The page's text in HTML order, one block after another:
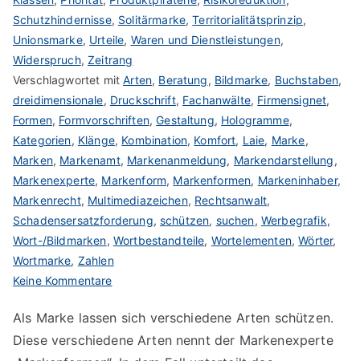
Schutzhindernisse, Solitärmarke,Territorialitätsprinzip,
Unionsmarke, Urteile, Waren und Dienstleistungen,
Widerspruch,Zeitrang
Verschlagwortet mitArten, Beratung, Bildmarke, Buchstaben,
dreidimensionale, Druckschrift, Fachanwälte, Firmensignet,
Formen, Formvorschriften,Gestaltung, Hologramme,
Kategorien, Klänge, Kombination, Komfort, Laie, Marke,
Marken, Markenamt, Markenanmeldung, Markendarstellung,
Markenexperte, Markenform, Markenformen, Markeninhaber,
Markenrecht, Multimediazeichen, Rechtsanwalt,
Schadensersatzforderung,schützen, suchen, Werbegrafik,
Wort-/Bildmarken, Wortbestandteile, Wortelementen,Wörter,
Wortmarke, Zahlen
Keine Kommentarezu
der
Marke
Als Marke lassen sich verschiedene Arten schützen.
Diese verschiedene Arten nennt der Markenexperte